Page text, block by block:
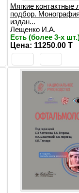
Мягкие контактные
подбор.
издан...
Лещенко И.А.
Есть (более 3-х
Цена: 11250.00 T